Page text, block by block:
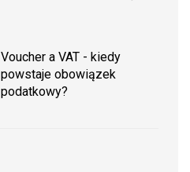
Voucher a VAT - kiedy
powstaje obowiązek
podatkowy?